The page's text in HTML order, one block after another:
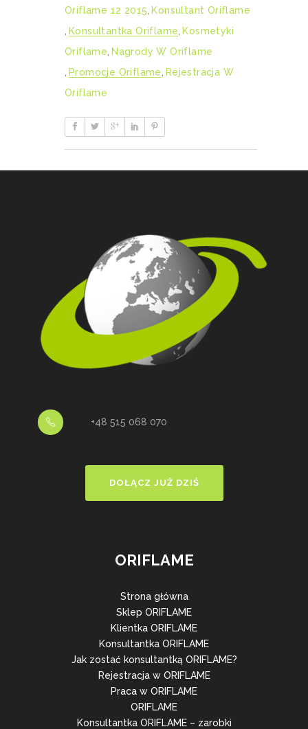
Oriflame 12 2015 Konsultant Oriflame
Konsultantka Oriflame Kosmetyki
Oriflame Nagrody W Oriflame
Promocje Oriflame
Rejestracja W
Oriflame
+48 515 068 070
DOŁĄCZ JUŻ DZIŚ
ORIFLAME
Strona główna
Sklep ORIFLAME
Klientka ORIFLAME
Konsultantka ORIFLAME
Jak zostać konsultantką ORIFLAME?
Rejestracja w ORIFLAME
Praca w ORIFLAME
ORIFLAME
Konsultantka ORIFLAME – zarobki